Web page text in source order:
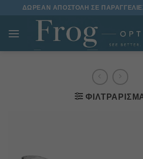
Μετάβαση
περιεχόμενο
ΔΩΡΕΑΝ ΑΠΟΣΤΟΛΗ ΣΕ